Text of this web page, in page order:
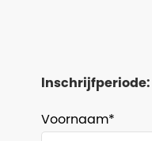
Inschrijfperiode:
Voornaam